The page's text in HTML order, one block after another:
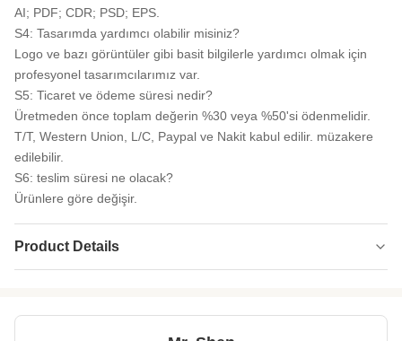
AI; PDF; CDR; PSD; EPS.
S4: Tasarımda yardımcı olabilir misiniz?
Logo ve bazı görüntüler gibi basit bilgilerle yardımcı olmak için
profesyonel tasarımcılarımız var.
S5: Ticaret ve ödeme süresi nedir?
Üretmeden önce toplam değerin %30 veya %50'si ödenmelidir.
T/T, Western Union, L/C, Paypal ve Nakit kabul edilir. müzakere
edilebilir.
S6: teslim süresi ne olacak?
Ürünlere göre değişir.
Product Details
Process: Kabartmalı